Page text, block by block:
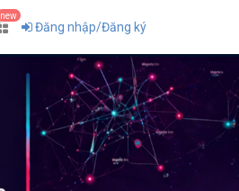
new
Đăng nhập/Đăng ký